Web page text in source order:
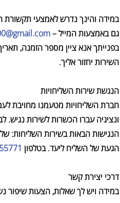
במידה והינך נדרש לאמצעי תקשורת
גם באמצעות המייל –
בפנייתך אנא ציין מספר הזמנה,
השירות יחזור אליך.
הנגשת שירות השליחויות
חברת השליחויות מטעמנו מחויבת
ונציגיה עברו הכשרות לשירות
הגעת של השליח ליעד. בטלפון
דרכי יצירת קשר
במידה ויש לך שאלות, הצעות שיפור